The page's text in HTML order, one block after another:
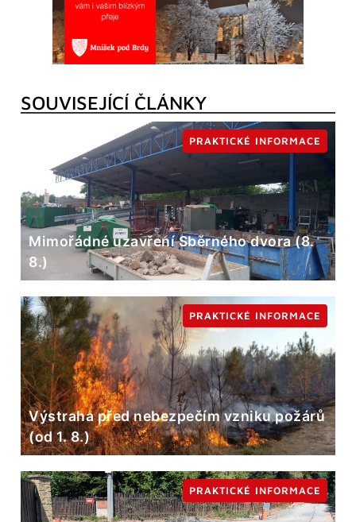
SOUVISEJÍCÍ ČLÁNKY
Mimořádné uzavření Sběrného dvora (8.
8.)
PRAKTICKÉ INFORMACE
Výstraha před nebezpečím vzniku požárů
(od 1. 8.)
PRAKTICKÉ INFORMACE
PRAKTICKÉ INFORMACE